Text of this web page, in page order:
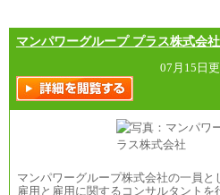
※雇用形態について
員となります
マンパワーグループ プラス株式会社
07月15日
マンパワーグループ株式会社の一員
雇用と雇用に関するコンサルタント